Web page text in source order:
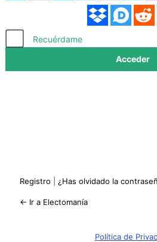
Recuérdame
Registro ¿Has olvidado la
← Ir a Electomanía
Política de